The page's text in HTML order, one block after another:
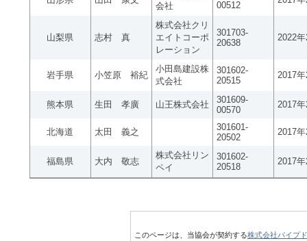
会社
00512
山梨県 志村 真
株式会社クリ
エイトコーポ
レーション
301703-
20638
2022
岩手県 小笠原 裕紀
小田島建設株
式会社
301602-
20515
2017
熊本県 生田 孝廣 山王株式会社
301609-
00570
2017
北海道 太田 義之
301601-
20502
2017
福島県 大内 敬志
株式会社リン
ペイ
301602-
20518
2017
このページは、当協会が契約する株式会社パイプ